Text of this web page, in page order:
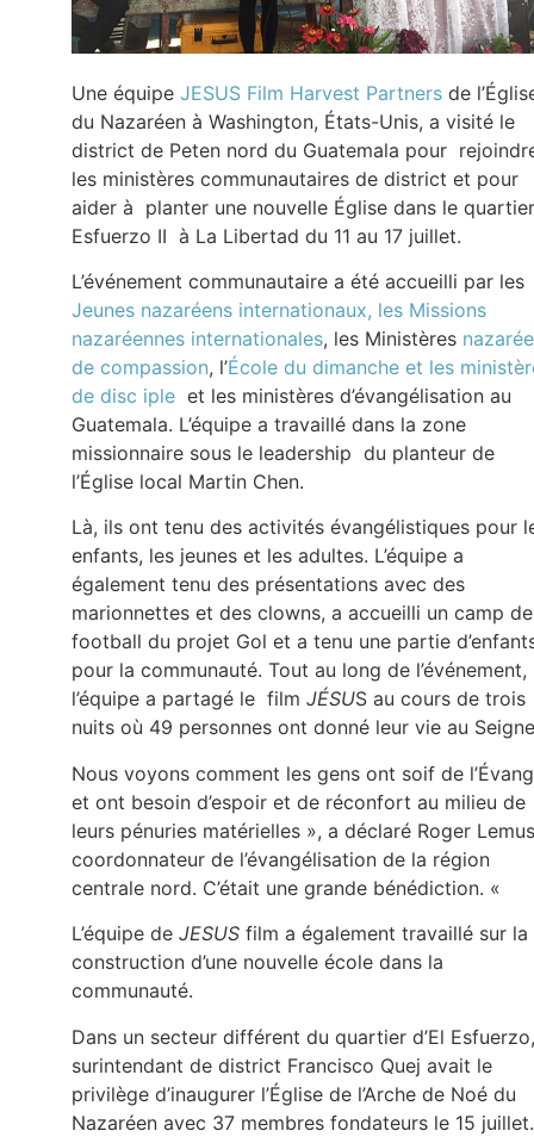
Une équipe JESUS Film Harvest Partners de
du Nazaréen à Washington, États-Unis, a visité le
district de Peten nord du Guatemala pour
les ministères communautaires de district et pour
aider à planter une nouvelle Église dans le
Esfuerzo II à La Libertad du 11 au 17 juillet.
L’événement communautaire a été accueilli par les
Jeunes nazaréens internationaux, les Missions
nazaréennes internationales, les Ministères
de compassion, l’École du dimanche et les
de disc iple et les ministères d’évangélisation au
Guatemala. L’équipe a travaillé dans la zone
missionnaire sous le leadership du planteur de
l’Église local Martin Chen.
Là, ils ont tenu des activités évangélistiques pour
enfants, les jeunes et les adultes. L’équipe a
également tenu des présentations avec des
marionnettes et des clowns, a accueilli un camp de
football du projet Gol et a tenu une partie
pour la communauté. Tout au long de l’événement,
l’équipe a partagé le film JÉSUS au cours de trois
nuits où 49 personnes ont donné leur vie au
Nous voyons comment les gens ont soif de
et ont besoin d’espoir et de réconfort au milieu de
leurs pénuries matérielles », a déclaré Roger
coordonnateur de l’évangélisation de la région
centrale nord. C’était une grande bénédiction. «
L’équipe de JESUS film a également travaillé sur la
construction d’une nouvelle école dans la
communauté.
Dans un secteur différent du quartier d’El
surintendant de district Francisco Quej avait le
privilège d’inaugurer l’Église de l’Arche de Noé du
Nazaréen avec 37 membres fondateurs le 15 juillet.